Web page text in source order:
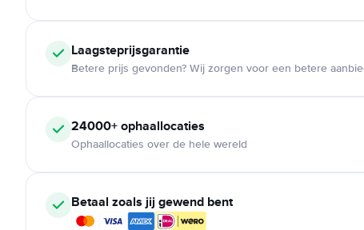
Laagsteprijsgarantie
Betere prijs gevonden? Wij zorgen voor een betere
24000+ ophaallocaties
Ophaallocaties over de hele wereld
Betaal zoals jij gewend bent